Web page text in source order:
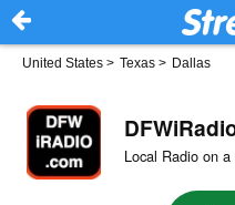
United States > Texas > Dallas
Local Radio on